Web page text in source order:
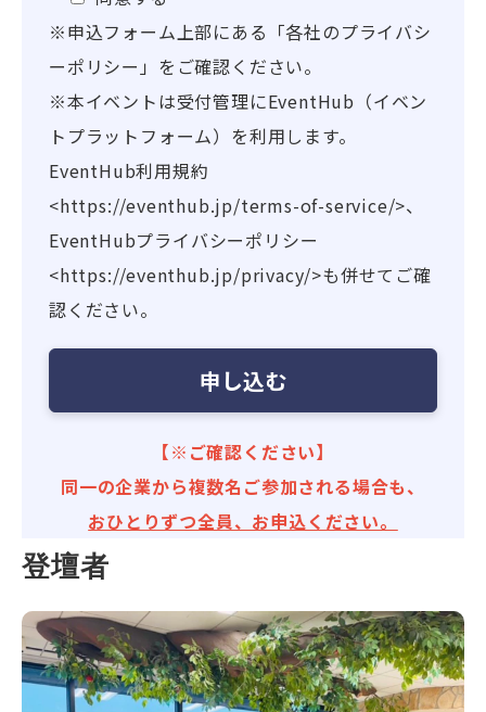
※申込フォーム上部にある「各社のプライバシ
ーポリシー」をご確認ください。
※本イベントは受付管理にEventHub（イベン
トプラットフォーム）を利用します。
EventHub利用規約
<https://eventhub.jp/terms-of-service/>、
EventHubプライバシーポリシー
<https://eventhub.jp/privacy/>も併せてご確
認ください。
【※ご確認ください】
同一の企業から複数名ご参加される場合も、
おひとりずつ全員、お申込ください。
登壇者